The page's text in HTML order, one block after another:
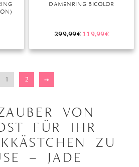
DAMENRING BICOLOR
299,99€ 119,99€
1 2 →
VON
FÜR IHR
ZU
– JADE